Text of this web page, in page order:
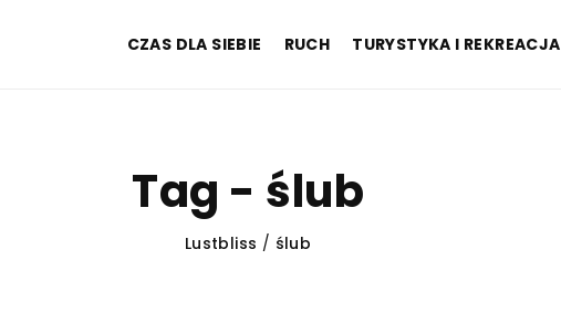
CZAS DLA SIEBIE RUCH TURYSTYKA I REKREACJA
Tag - ślub
Lustbliss / ślub